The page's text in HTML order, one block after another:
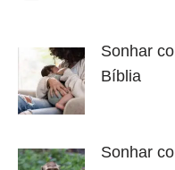
Sonhar
Bíblia
Sonhar